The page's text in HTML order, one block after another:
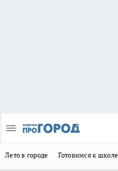
Лето в городе Готовимся к школе